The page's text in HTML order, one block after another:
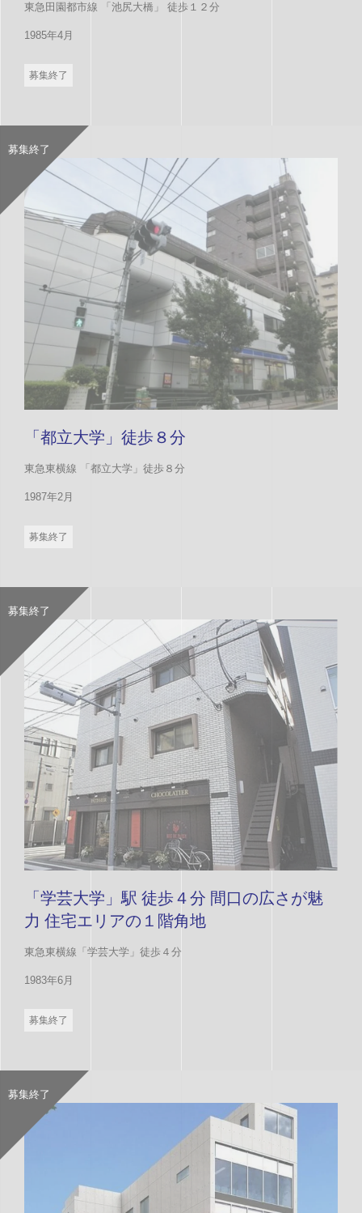
東急田園都市線 「池尻大橋」 徒歩１２分
1985年4月
募集終了
「都立大学」徒歩８分
東急東横線 「都立大学」徒歩８分
1987年2月
募集終了
募集終了
「学芸大学」駅 徒歩４分 間口の広さが魅
力 住宅エリアの１階角地
東急東横線「学芸大学」徒歩４分
1983年6月
募集終了
募集終了
募集終了